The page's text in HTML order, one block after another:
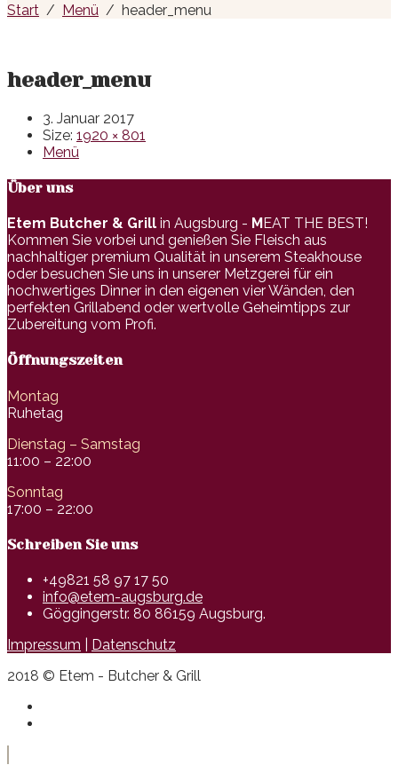
Start Menü header_menu
header_menu
3. Januar 2017
Size: 1920 × 801
Menü
Über uns
Etem Butcher & Grill in Augsburg - MEAT THE BEST!
Kommen Sie vorbei und genießen Sie Fleisch aus
nachhaltiger premium Qualität in unserem Steakhouse
oder besuchen Sie uns in unserer Metzgerei für ein
hochwertiges Dinner in den eigenen vier Wänden, den
perfekten Grillabend oder wertvolle Geheimtipps zur
Zubereitung vom Profi.
Öffnungszeiten
Montag
Ruhetag
Dienstag – Samstag
11:00 – 22:00
Sonntag
17:00 – 22:00
Schreiben Sie uns
+49821 58 97 17 50
info@etem-augsburg.de
Göggingerstr. 80 86159 Augsburg.
Impressum
Datenschutz
2018 © Etem - Butcher & Grill